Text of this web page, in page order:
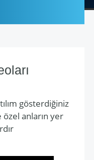
gösterdiğiniz
anların yer